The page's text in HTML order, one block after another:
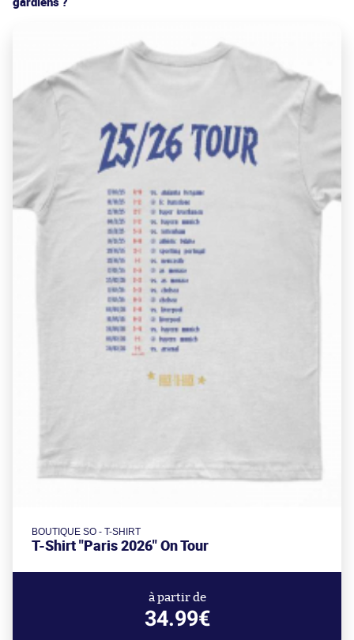
BOUTIQUE SO - T-SHIRT
T-Shirt "Paris 2026" On Tour
à partir de
34.99€